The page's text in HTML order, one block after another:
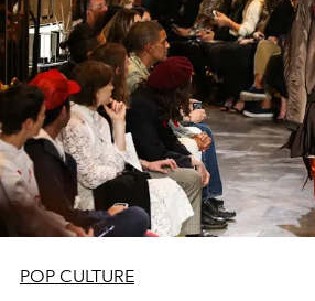
POP CULTURE